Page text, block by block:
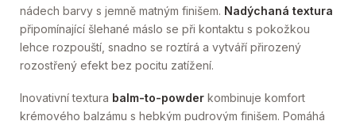
nádech barvy s jemně matným finišem. Nadýchaná textura
připomínající šlehané máslo se při kontaktu s pokožkou
lehce rozpouští, snadno se roztírá a vytváří přirozený
rozostřený efekt bez pocitu zatížení.
Inovativní textura balm-to-powder kombinuje komfort
krémového balzámu s hebkým pudrovým finišem. Pomáhá